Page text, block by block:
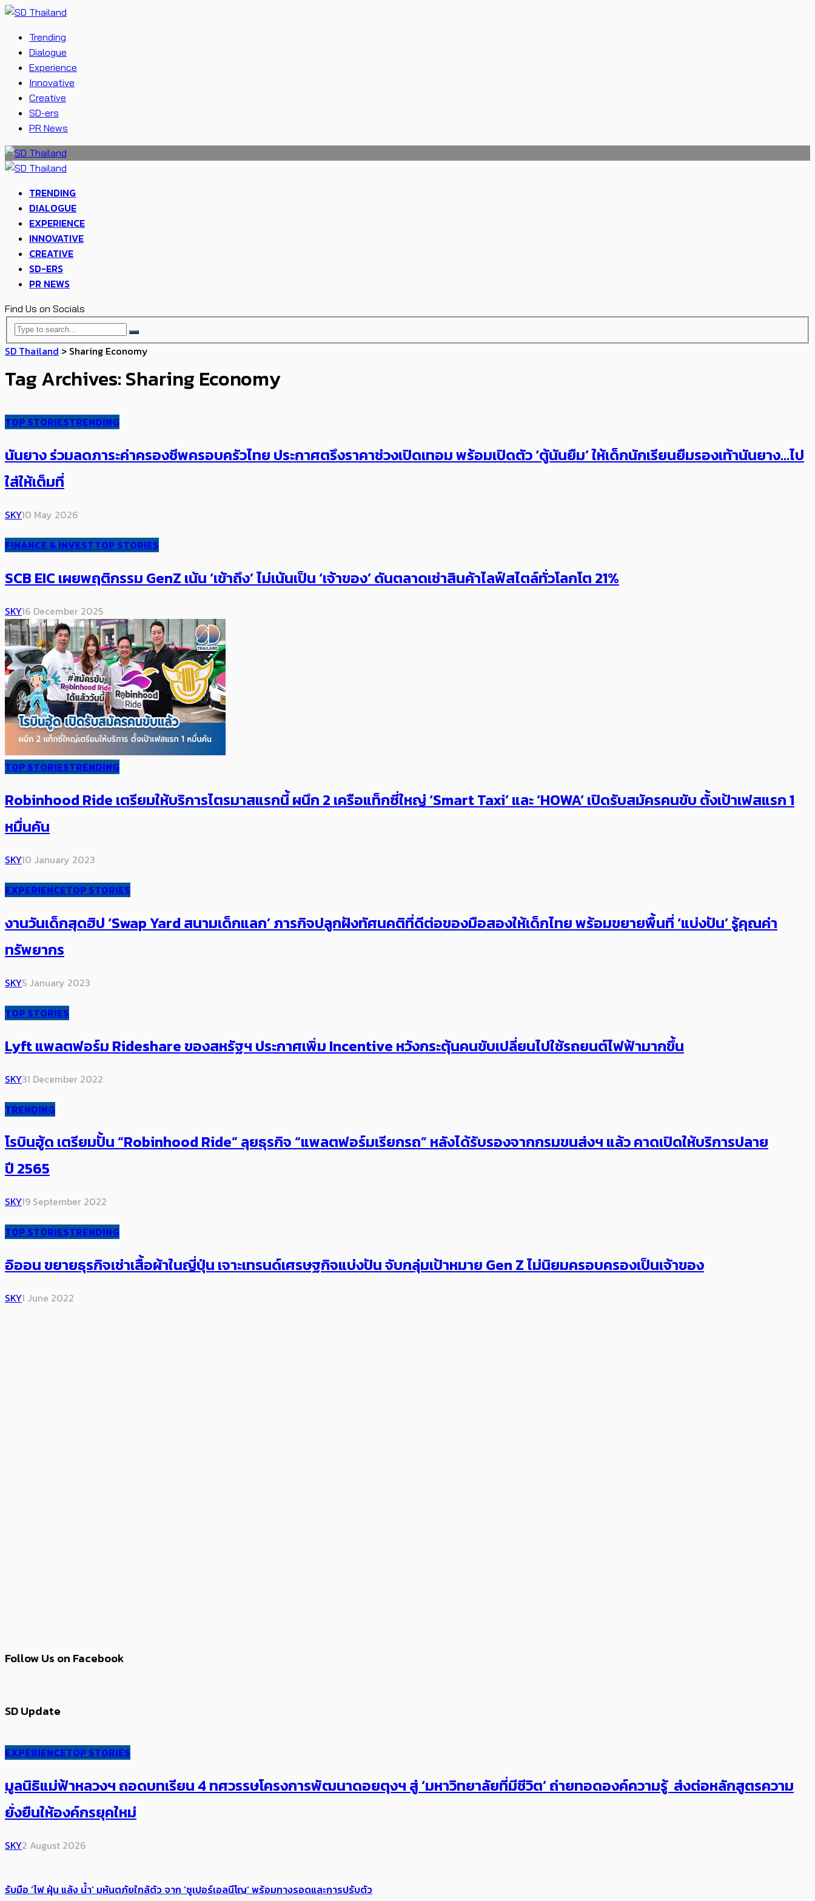
Trending
Dialogue
Experience
Innovative
Creative
SD-ers
PR News
TRENDING
DIALOGUE
EXPERIENCE
INNOVATIVE
CREATIVE
SD-ERS
PR NEWS
Find Us on Socials
SD Thailand > Sharing Economy
Tag Archives: Sharing Economy
TOP STORIESTRENDING
นันยาง ร่วมลดภาระค่าครองชีพครอบครัวไทย​ ​​ประกาศตรึงราคาช่วงเปิดเทอม พร้อมเปิดตัว​ ‘ตู้นันยืม’ ให้เด็กนักเรียนยืมรองเท้านันยาง…ไป
ใส่ให้เต็มที่
SKY10 May 2026
FINANCE & INVESTTOP STORIES
SCB EIC เผยพฤติกรรม GenZ เน้น ‘เข้าถึง’ ไม่เน้นเป็น ‘เจ้าของ’ ดันตลาดเช่าสินค้าไลฟ์สไตล์ทั่วโลกโต 21%
SKY16 December 2025
TOP STORIESTRENDING
Robinhood Ride เตรียมให้บริการไตรมาสแรกนี้ ผนึก 2 เครือแท็กซี่ใหญ่ ‘Smart Taxi’ และ ‘HOWA’ เปิดรับสมัครคนขับ ตั้งเป้าเฟสแรก 1
หมื่นคัน
SKY10 January 2023
EXPERIENCETOP STORIES
งานวันเด็กสุดฮิป ‘Swap Yard สนามเด็กแลก’​ ภารกิจปลูกฝังทัศนคติที่ดีต่อของมือสองให้เด็กไทย พร้อมขยายพื้นที่ ‘แบ่งปัน’ รู้คุณค่า
ทรัพยากร
SKY5 January 2023
TOP STORIES
Lyft แพลตฟอร์ม Rideshare ของสหรัฐฯ ประกาศเพิ่ม Incentive หวัง​กระตุ้นคนขับเปลี่ยนไปใช้รถยนต์ไฟฟ้ามากขึ้น
SKY31 December 2022
TRENDING
โรบินฮู้ด เตรียมปั้น “Robinhood Ride” ลุยธุรกิจ “แพลตฟอร์มเรียกรถ” ​หลังได้รับรองจากกรมขนส่งฯ แล้ว คาดเปิดให้บริการปลาย
ปี 2565
SKY19 September 2022
TOP STORIESTRENDING
อิออน ขยายธุรกิจเช่าเสื้อผ้าในญี่ปุ่น เจาะเทรนด์เศรษฐกิจแบ่งปัน จับกลุ่มเป้าหมาย Gen Z ไม่นิยมครอบครองเป็นเจ้าของ
SKY1 June 2022
Follow Us on Facebook
SD Update
EXPERIENCETOP STORIES
มูลนิธิแม่ฟ้าหลวงฯ ถอดบทเรียน 4 ทศวรรษโครงการพัฒนาดอยตุงฯ สู่ ‘มหาวิทยาลัยที่มีชีวิต’ ถ่ายทอดองค์ความรู้ ส่งต่อหลักสูตรความ
ยั่งยืนให้องค์กรยุคใหม่
SKY2 August 2026
รับมือ ‘ไฟ ฝุ่น แล้ง น้ำ’ มหันตภัยใกล้ตัว จาก ‘ซูเปอร์เอลนีโญ’ พร้อมทางรอดและการปรับตัว